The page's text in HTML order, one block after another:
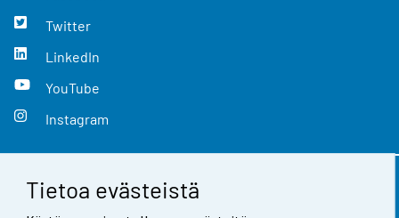
Tietoa evästeistä
Twitter
LinkedIn
YouTube
Instagram
Yhteystiedot